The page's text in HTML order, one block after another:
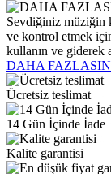
Sevdiğiniz müziğin
ve kontrol etmek
kullanın ve giderek
DAHA
Ücretsiz teslimat
14 Gün İçinde İade
Kalite garantisi